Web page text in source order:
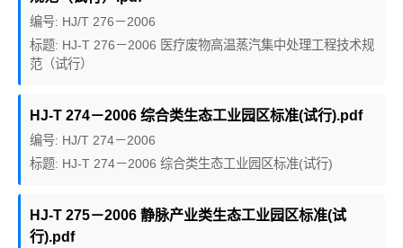
编号: HJ/T 276－2006
标题: HJ-T 276－2006 医疗废物高温蒸汽集中处理工程技术规
范（试行）
HJ-T 274－2006 综合类生态工业园区标准(试行).pdf
编号: HJ/T 274－2006
标题: HJ-T 274－2006 综合类生态工业园区标准(试行)
HJ-T 275－2006 静脉产业类生态工业园区标准(试
行).pdf